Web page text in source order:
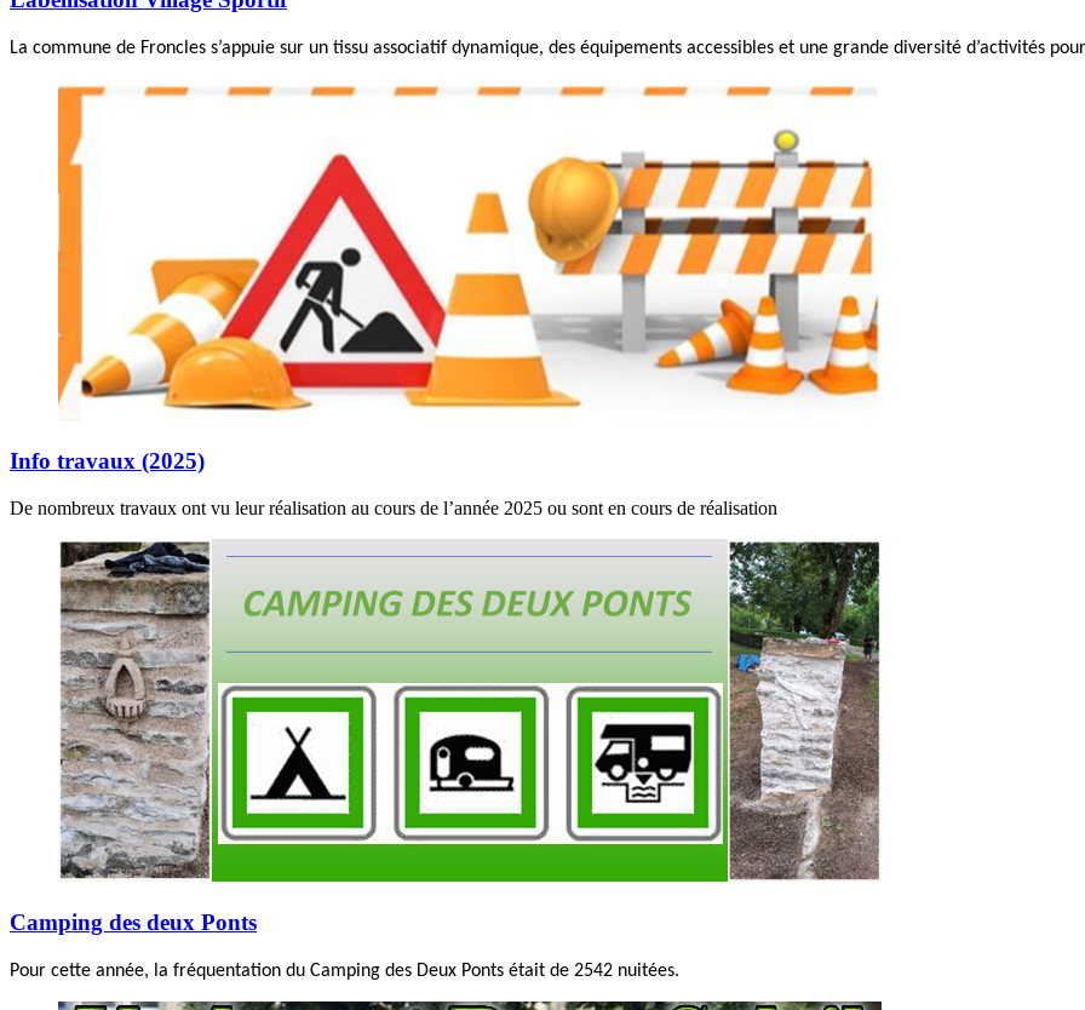
La commune de Froncles s’appuie sur un tissu associatif dynamique, des équipements accessibles et une grande diversité d’activités
Info travaux (2025)
De nombreux travaux ont vu leur réalisation au cours de l’année 2025 ou sont en cours de réalisation
Camping des deux Ponts
Pour cette année, la fréquentation du Camping des Deux Ponts était de 2542 nuitées.